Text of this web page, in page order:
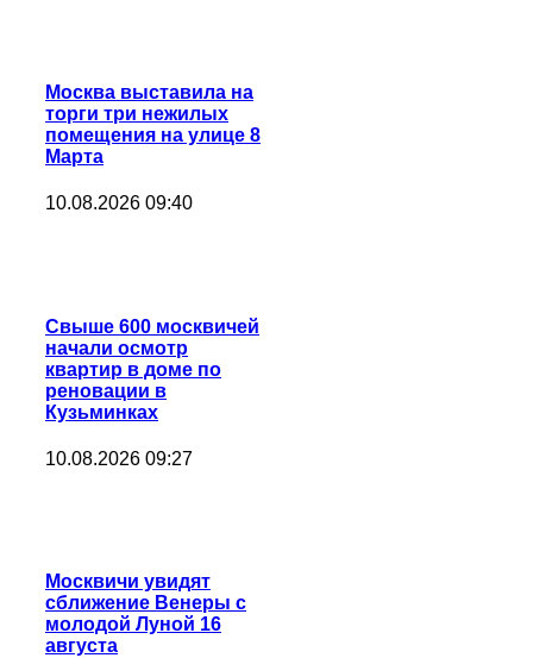
Москва выставила на
торги три нежилых
помещения на улице 8
Марта
10.08.2026 09:40
Свыше 600 москвичей
начали осмотр
квартир в доме по
реновации в
Кузьминках
10.08.2026 09:27
Москвичи увидят
сближение Венеры с
молодой Луной 16
августа